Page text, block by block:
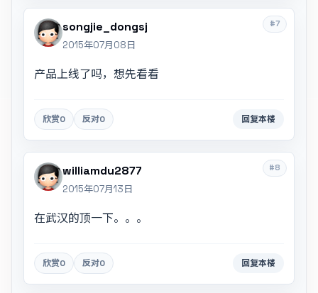
#7
songjie_dongsj
2015年07月08日
产品上线了吗，想先看看
欣赏0 反对0 回复本楼
#8
williamdu2877
2015年07月13日
在武汉的顶一下。。。
欣赏0 反对0 回复本楼